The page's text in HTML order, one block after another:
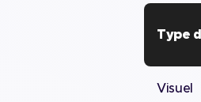
Type
Visuel